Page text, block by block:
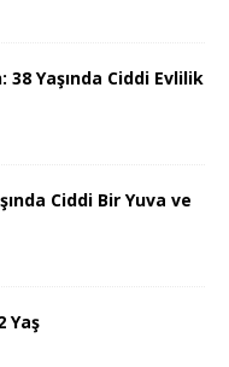
Yaşında Ciddi Evlilik
Ciddi Bir Yuva ve
Yaş